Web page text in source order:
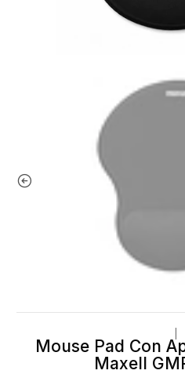
Mouse Pad Con
Maxell